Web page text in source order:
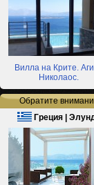
Вилла на Крите.
Николаос.
Обратите
Греция |